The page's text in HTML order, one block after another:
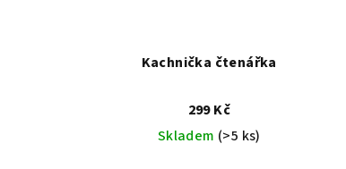
Kachnička čtenářka
299 Kč
Skladem (>5 ks)